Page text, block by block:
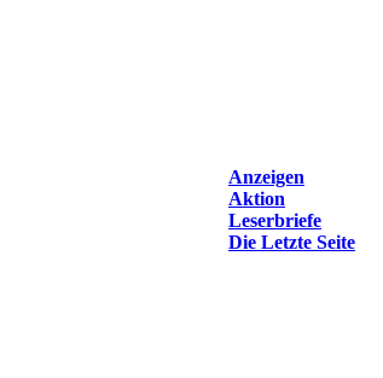
Anzeigen
Aktion
Leserbriefe
Die Letzte Seite